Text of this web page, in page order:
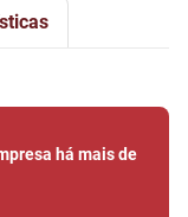
há mais de